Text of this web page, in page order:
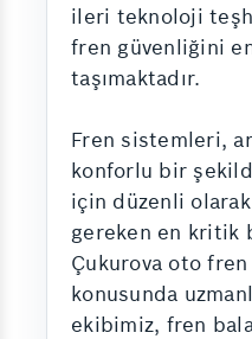
ileri teknoloji
fren güvenliğini
taşımaktadır.
Fren sistemleri,
konforlu bir
için düzenli
gereken en kritik
Çukurova oto
konusunda
ekibimiz, fren